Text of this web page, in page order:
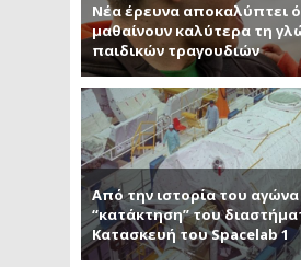
Νέα έρευνα αποκαλύπτει
μαθαίνουν καλύτερα τη
παιδικών τραγουδιών
Από την ιστορία του αγώνα
“κατάκτηση” του
Κατασκευή του Spacelab 1